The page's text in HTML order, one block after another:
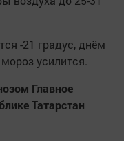
-21 градус, днём
усилится.
Главное
Татарстан